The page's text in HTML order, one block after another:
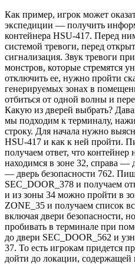
Как пример, игрок может
экспедиции — получить
контейнера HSU-417. Перед
системой тревоги, перед
сигнализация. Звук тревоги
монстров, которые стремятся
отключить ее, нужно пройти
генерируемых зонах в
отбиться от одной волны и
Какую из дверей выбрать?
мы подходим к терминалу,
строку. Для начала нужно
HSU-417 и как к ней пройти.
получаем ответ, что
находимся в зоне 32, справа —
— дверь безопасности 762.
SEC_DOOR_378 и получаем
и из зоны 34 можно пройти в
ZONE_35 и получаем список
включая двери безопасности,
пробивать в терминале при
до двери SEC_DOOR_562 и
37. То есть игрокам придется
дойти до локации,